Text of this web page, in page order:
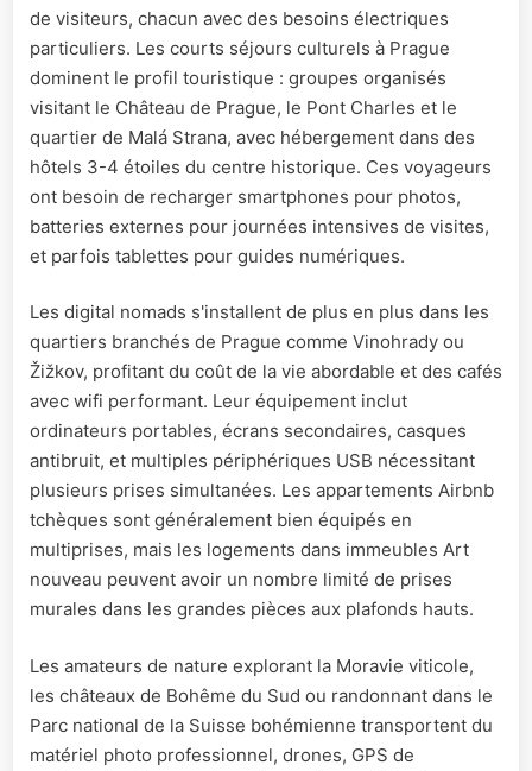
de visiteurs, chacun avec des besoins électriques
particuliers. Les courts séjours culturels à Prague
dominent le profil touristique : groupes organisés
visitant le Château de Prague, le Pont Charles et le
quartier de Malá Strana, avec hébergement dans des
hôtels 3-4 étoiles du centre historique. Ces voyageurs
ont besoin de recharger smartphones pour photos,
batteries externes pour journées intensives de visites,
et parfois tablettes pour guides numériques.
Les digital nomads s'installent de plus en plus dans les
quartiers branchés de Prague comme Vinohrady ou
Žižkov, profitant du coût de la vie abordable et des cafés
avec wifi performant. Leur équipement inclut
ordinateurs portables, écrans secondaires, casques
antibruit, et multiples périphériques USB nécessitant
plusieurs prises simultanées. Les appartements Airbnb
tchèques sont généralement bien équipés en
multiprises, mais les logements dans immeubles Art
nouveau peuvent avoir un nombre limité de prises
murales dans les grandes pièces aux plafonds hauts.
Les amateurs de nature explorant la Moravie viticole,
les châteaux de Bohême du Sud ou randonnant dans le
Parc national de la Suisse bohémienne transportent du
matériel photo professionnel, drones, GPS de